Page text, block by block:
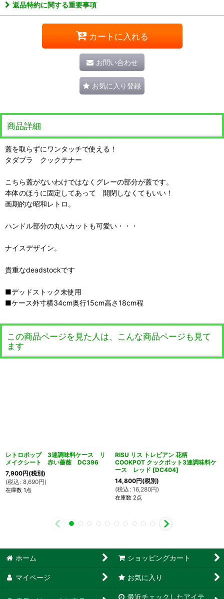
返品特約に関する重要事項
カートに入れる
お問い合わせ
お気に入り登録
商品詳細
蓋を取らずにワンタッチで使える！
タダプラ クックテナー
こちら蓋がないわけではなくグレーの部分が蓋です。
本体のほうに固定してあって 開閉しなくてもいい！
画期的な昭和レトロ。
ハンドル部分の丸いカットも可愛い・・・
ナイスデザイン。
貴重なdeadstockです
■デッドストック未使用
■ケース外寸横34cm奥行15cm高さ18cm程
この商品ページを見た人は、こんな商品ページも見て
ます
レトロポップ 3連調味料ケース リ
メイクシート 赤い薔薇 DC396
7,900円(税別)
(税込 : 8,690円)
在庫数 1点
RISU リス トレビアン 花柄
COOKPOT クックポット3連調味料ケ
ース レッド [DC404]
14,800円(税別)
(税込 : 16,280円)
在庫数 2点
ホーム ショッピングカート
マイページ お気に入り
最近チェックしたアイテ